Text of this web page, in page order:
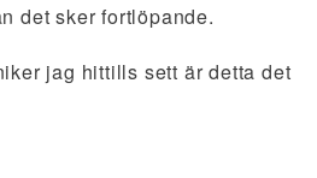
det sker fortlöpande.
jag hittills sett är detta det